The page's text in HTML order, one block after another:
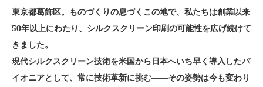
東京都葛飾区。ものづくりの息づくこの地で、私たちは創業以来
50年以上にわたり、シルクスクリーン印刷の可能性を広げ続けて
きました。
現代シルクスクリーン技術を米国から日本へいち早く導入したパ
イオニアとして、常に技術革新に挑む――その姿勢は今も変わり